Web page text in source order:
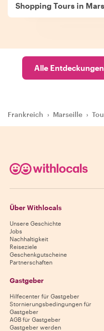
Shopping Tours in
Alle
Frankreich › Marseille ›
Über Withlocals
Unsere Geschichte
Jobs
Nachhaltigkeit
Reiseziele
Geschenkgutscheine
Partnerschaften
Gastgeber
Hilfecenter für Gastgeber
Stornierungsbedingungen für
Gastgeber
AGB für Gastgeber
Gastgeber werden